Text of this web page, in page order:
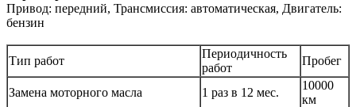
Привод: передний, Трансмиссия: автоматическая, Двигатель:
бензин
Тип работ
Периодичность
работ
Пробег
Замена моторного масла 1 раз в 12 мес.
10000
км